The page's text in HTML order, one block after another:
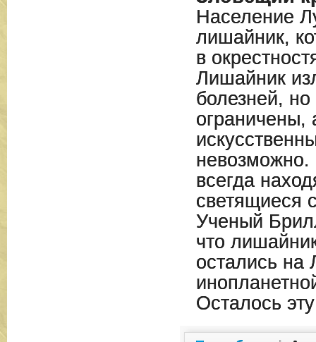
Население
лишайник,
в
Лишайник
болезней, но
ограничены,
всегда
светящиеся
Ученый
что
остались на
Осталось